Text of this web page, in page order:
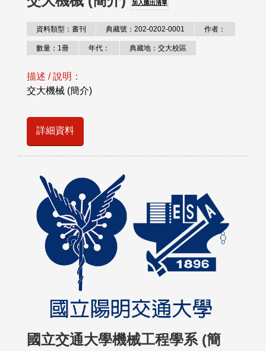
加入匯出清單
資料類型：書刊 典藏號：202-0202-0001 作者：
數量：1冊 年代： 典藏地：交大校區
描述 / 說明：
交大機械 (簡介)
詳細資料
國立交通大學機械工程學系 (簡